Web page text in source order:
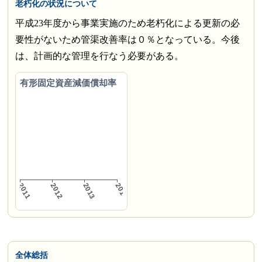
老朽化の状況について
平成23年度から事業実施のため老朽化による更新の必
要性がないため管渠改善率は０％となっている。今後
は、計画的な管理を行なう必要がある。
有形固定資産減価償却率
全体総括